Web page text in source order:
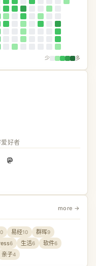
少 多
好者
more →
易经10 群晖9
6 生活6 软件6
亲子4